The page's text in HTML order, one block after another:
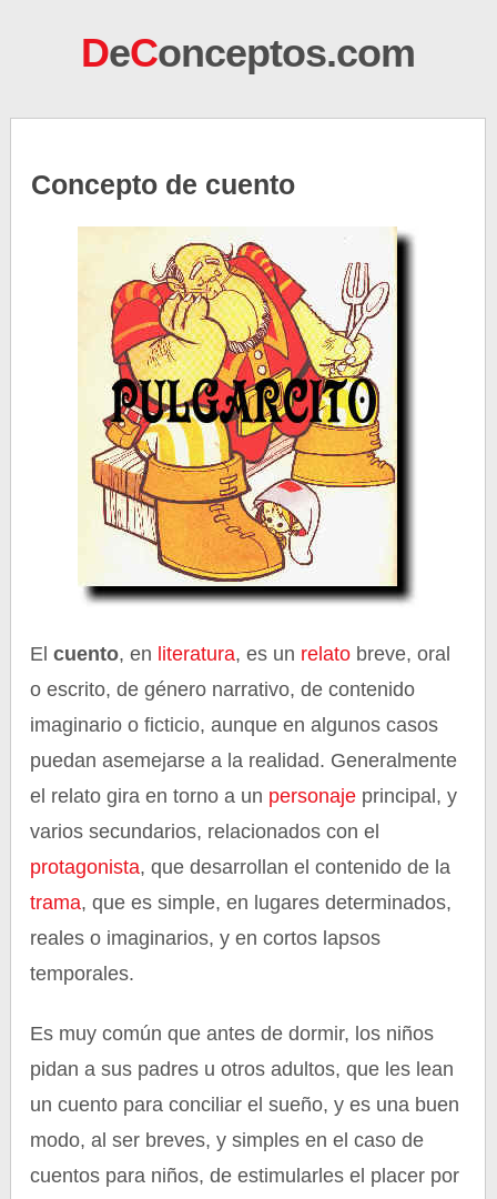
DeConceptos.com
Concepto de cuento
Elcuento, en literatura, es un relato breve, oral
o escrito, de género narrativo, de contenido
imaginario o ficticio, aunque en algunos casos
puedan asemejarse a la realidad. Generalmente
el relato gira en torno a un personaje principal, y
varios secundarios, relacionados con el
protagonista, que desarrollan el contenido de la
trama, que es simple, en lugares determinados,
reales o imaginarios, y en cortos lapsos
temporales.
Es muy común que antes de dormir, los niños
pidan a sus padres u otros adultos, que les lean
un cuento para conciliar el sueño, y es una buen
modo, al ser breves, y simples en el caso de
cuentos para niños, de estimularles el placer por